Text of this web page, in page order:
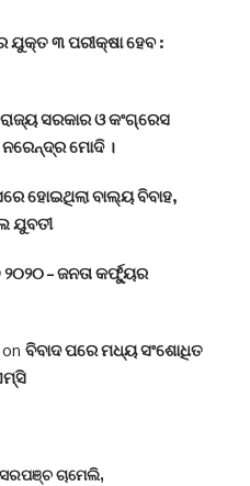
ଯୁକ୍ତ ୩ ପରୀକ୍ଷା ହେବ :
ସରକାର ଓ କଂଗ୍ରେସ
ନରେନ୍ଦ୍ର ମୋଦି ।
ହୋଇଥିଲା ବାଲ୍ୟ ବିବାହ,
ଯୁବତୀ
୨୦୨୦ – ଜନତା କର୍ଫ୍ୟୁର
on ବିବାଦ ପରେ ମଧ୍ୟ ସଂଶୋଧିତ
ଚାମେଲି,